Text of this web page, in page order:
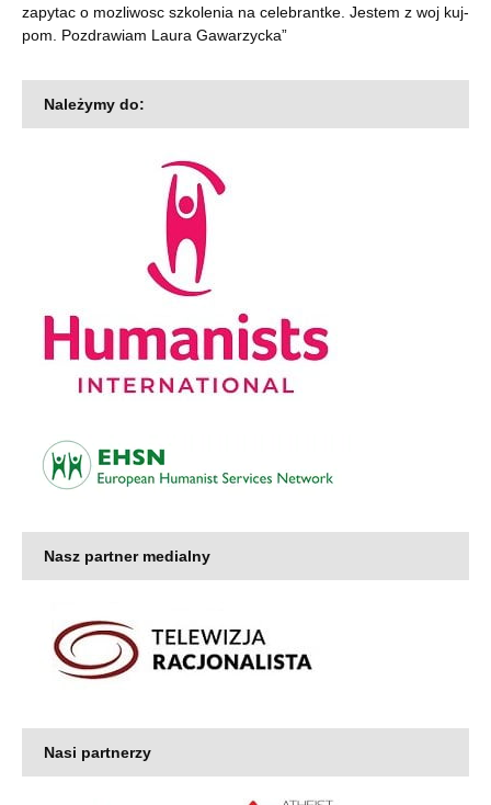
zapytac o mozliwosc szkolenia na celebrantke. Jestem z woj kuj-
pom. Pozdrawiam Laura Gawarzycka”
Należymy do:
Nasz partner medialny
Nasi partnerzy